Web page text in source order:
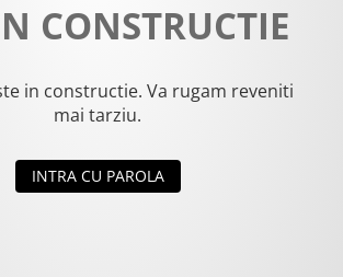
CONSTRUCTIE
in constructie. Va rugam reveniti
mai tarziu.
INTRA CU PAROLA